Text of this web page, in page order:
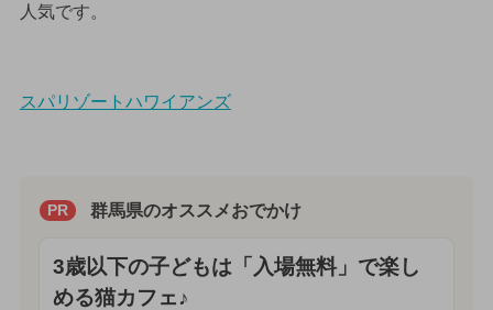
人気です。
スパリゾートハワイアンズ
PR 群馬県のオススメおでかけ
3歳以下の子どもは「入場無料」で楽し
める猫カフェ♪